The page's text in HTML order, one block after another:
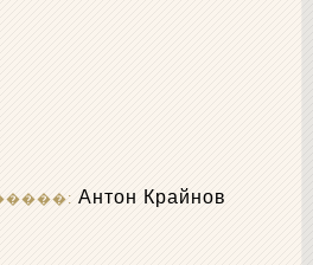
Антон Крайнов